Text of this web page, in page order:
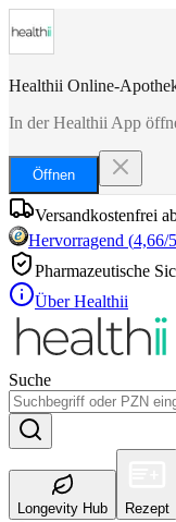
Healthii Online-
In der Healthii App
Öffnen
Versandkostenfrei
Hervorragend (4,66/
Pharmazeutische
Über Healthii
Suche
Longevity Hub Rezept